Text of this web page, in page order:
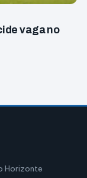
vaga no
Horizonte